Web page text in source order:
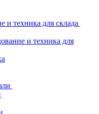
и техника для склада
и техника для